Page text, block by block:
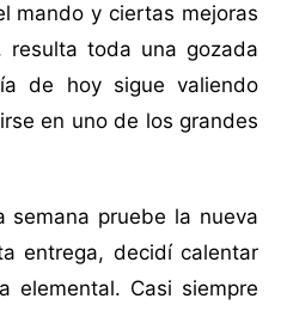
mando y ciertas mejoras
toda una gozada
de hoy sigue valiendo
en uno de los grandes
semana pruebe la nueva
entrega, decidí calentar
elemental. Casi siempre